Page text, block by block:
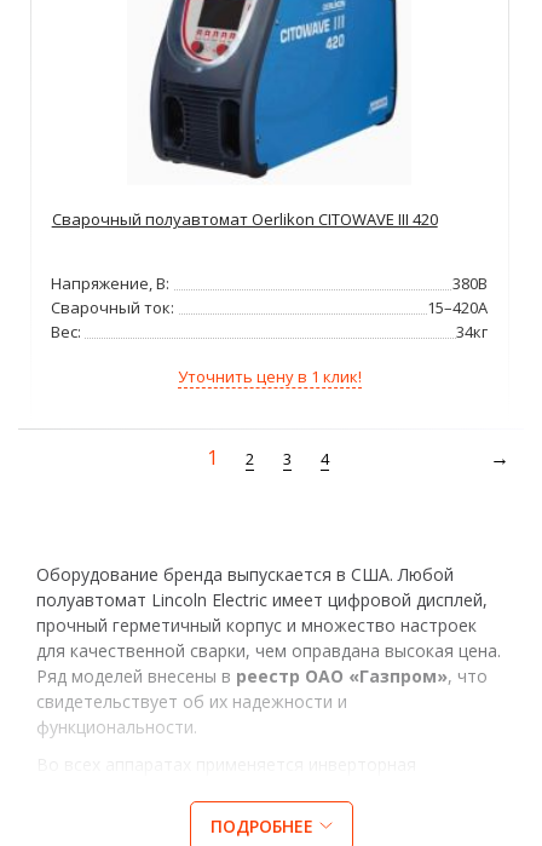
Сварочный полуавтомат Oerlikon CITOWAVE III 420
Напряжение, В:
380В
Сварочный ток:
15–420А
Вес:
34кг
Уточнить цену в 1 клик!
1 2 3 4
Оборудование бренда выпускается в США. Любой
полуавтомат Lincoln Electric имеет цифровой дисплей,
прочный герметичный корпус и множество настроек
для качественной сварки, чем оправдана высокая цена.
Ряд моделей внесены в реестр ОАО «Газпром», что
свидетельствует об их надежности и
функциональности.
оснащены универсальным механизмом подачи, в
котором можно заменить ролики в зависимости от
ПОДРОБНЕЕ